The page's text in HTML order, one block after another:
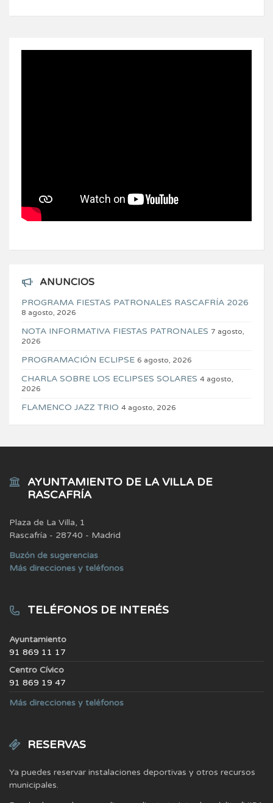
ANUNCIOS
PROGRAMA FIESTAS PATRONALES RASCAFRÍA 2026
8 agosto, 2026
NOTA INFORMATIVA FIESTAS PATRONALES 7 agosto,
2026
PROGRAMACIÓN ECLIPSE 6 agosto, 2026
CHARLA SOBRE LOS ECLIPSES SOLARES 4 agosto,
2026
FLAMENCO JAZZ TRIO 4 agosto, 2026
AYUNTAMIENTO DE LA VILLA DE
RASCAFRÍA
Plaza de La Villa, 1
Rascafría - 28740 - Madrid
Buzón de sugerencias
Más direcciones y teléfonos
TELÉFONOS DE INTERÉS
Ayuntamiento
91 869 11 17
Centro Cívico
91 869 19 47
Más direcciones y teléfonos
RESERVAS
Ya puedes reservar instalaciones deportivas y otros recursos
municipales.